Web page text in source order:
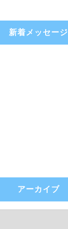
新着メッセージ
アーカイブ